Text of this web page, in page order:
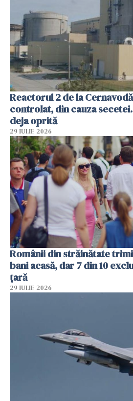
Reactorul 2 de la
controlat, din cauza
deja oprită
29 IULIE 2026
Românii din străinătate
bani acasă, dar 7 din 10
țară
29 IULIE 2026